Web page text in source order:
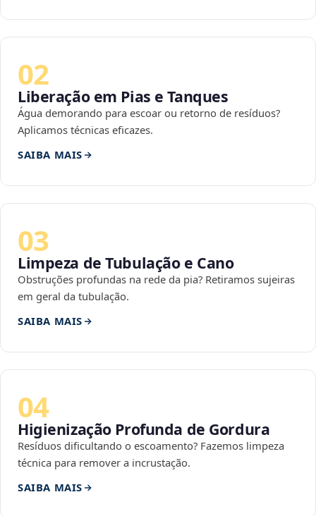
02
Liberação em Pias e Tanques
Água demorando para escoar ou retorno de resíduos?
Aplicamos técnicas eficazes.
SAIBA MAIS
03
Limpeza de Tubulação e Cano
Obstruções profundas na rede da pia? Retiramos sujeiras
em geral da tubulação.
SAIBA MAIS
04
Higienização Profunda de Gordura
Resíduos dificultando o escoamento? Fazemos limpeza
técnica para remover a incrustação.
SAIBA MAIS